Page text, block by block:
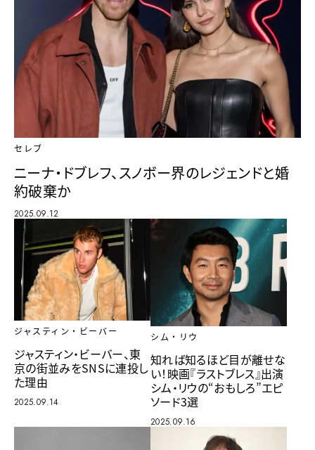
セレブ
ニーナ・ドブレフ、スノボー界のレジェンドと婚
約破棄か
2025.09.12
ジャスティン・ビーバー
ジャスティン・ビーバー、東
京の街並みをSNSに連投し
た理由
2025.09.14
シム・リウ
知れば知るほど目が離せな
い！映画『ラストブレス』出演
シム・リウの“おもしろ”エピ
ソード3選
2025.09.16